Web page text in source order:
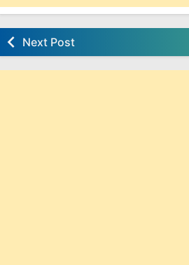
Next Post